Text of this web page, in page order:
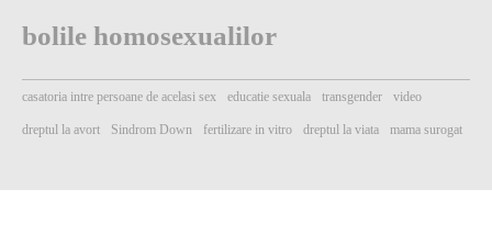
bolile homosexualilor
casatoria intre persoane de acelasi sex educatie sexuala transgender video
dreptul la avort Sindrom Down fertilizare in vitro dreptul la viata mama surogat